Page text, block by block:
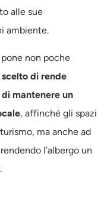
alle sue
ambiente.
non poche
scelto di rende
mantenere un
, affinché gli spazi
ma anche ad
l’albergo un